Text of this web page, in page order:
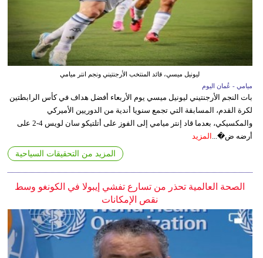
ليونيل ميسي، قائد المنتخب الأرجنتيني ونجم انتر ميامي
ميامي - عُمان اليوم
بات النجم الأرجنتيني ليونيل ميسي يوم الأربعاء أفضل هداف في كأس الرابطتين
لكرة القدم، المسابقة التي تجمع سنويا أندية من الدوريين الأميركي
والمكسيكي، بعدما قاد إنتر ميامي إلى الفوز على أتلتيكو سان لويس 4-2 على
أرضه ض�... المزيد
المزيد من التحقيقات السياحية
الصحة العالمية تحذر من تسارع تفشي إيبولا في الكونغو وسط
نقص الإمكانات